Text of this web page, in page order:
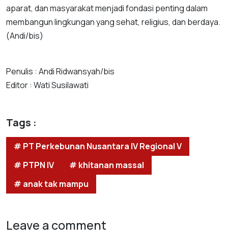
aparat, dan masyarakat menjadi fondasi penting dalam
membangun lingkungan yang sehat, religius, dan berdaya.
(Andi/bis)
Penulis : Andi Ridwansyah/bis
Editor : Wati Susilawati
Tags :
# PT Perkebunan Nusantara IV Regional V
# PTPN IV
# khitanan massal
# anak tak mampu
Leave a comment